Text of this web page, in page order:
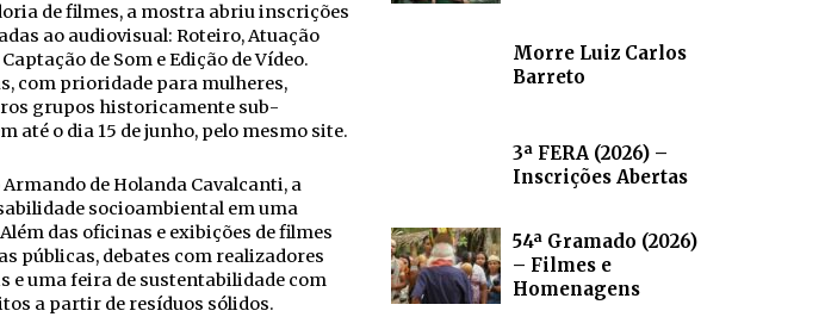
de filmes, a mostra abriu inscrições
ao audiovisual: Roteiro, Atuação
de Som e Edição de Vídeo.
com prioridade para mulheres,
grupos historicamente sub-
até o dia 15 de junho, pelo mesmo site.
de Holanda Cavalcanti, a
socioambiental em uma
das oficinas e exibições de filmes
públicas, debates com realizadores
e uma feira de sustentabilidade com
a partir de resíduos sólidos.
Morre Luiz Carlos
Barreto
3ª FERA (2026) –
Inscrições Abertas
54ª Gramado (2026)
– Filmes e
Homenagens